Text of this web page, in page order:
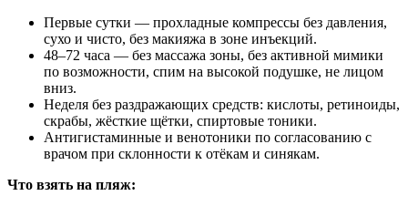
Первые сутки — прохладные компрессы без давления,
сухо и чисто, без макияжа в зоне инъекций.
48–72 часа — без массажа зоны, без активной мимики
по возможности, спим на высокой подушке, не лицом
вниз.
Неделя без раздражающих средств: кислоты, ретиноиды,
скрабы, жёсткие щётки, спиртовые тоники.
Антигистаминные и венотоники по согласованию с
врачом при склонности к отёкам и синякам.
Что взять на пляж: